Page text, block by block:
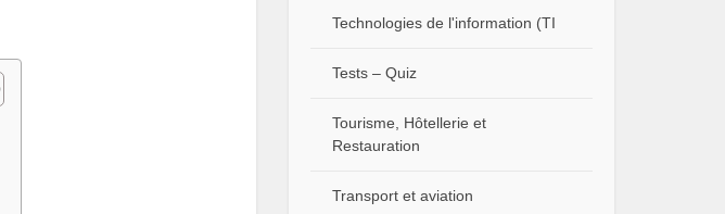
Technologies de l'information (TI
Tests – Quiz
Tourisme, Hôtellerie et
Restauration
Transport et aviation